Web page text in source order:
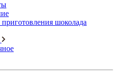
шоколада